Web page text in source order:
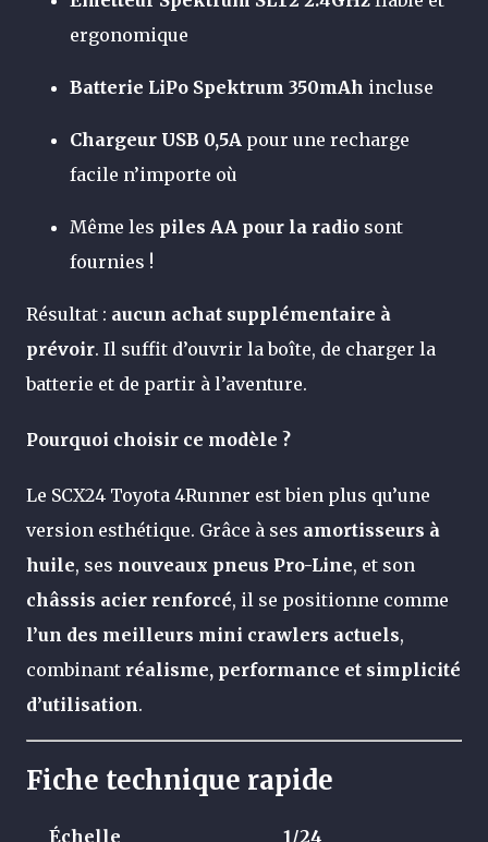
ergonomique
Batterie LiPo Spektrum 350mAh incluse
Chargeur USB 0,5A pour une recharge
facile n’importe où
Même les piles AA pour la radio sont
fournies !
Résultat : aucun achat supplémentaire à
prévoir. Il suffit d’ouvrir la boîte, de charger la
batterie et de partir à l’aventure.
Pourquoi choisir ce modèle ?
Le SCX24 Toyota 4Runner est bien plus qu’une
version esthétique. Grâce à ses amortisseurs à
huile, ses nouveaux pneus Pro-Line, et son
châssis acier renforcé, il se positionne comme
l’un des meilleurs mini crawlers actuels,
combinant réalisme, performance et simplicité
d’utilisation.
Fiche technique rapide
Échelle
1/24